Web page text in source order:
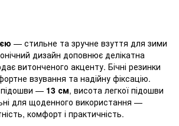
— стильне та зручне взуття для зими
дизайн доповнює делікатна
витонченого акценту. Бічні резинки
взування та надійну фіксацію.
підошви — 13 см, висота легкої підошви
для щоденного використання —
комфорт і практичність.